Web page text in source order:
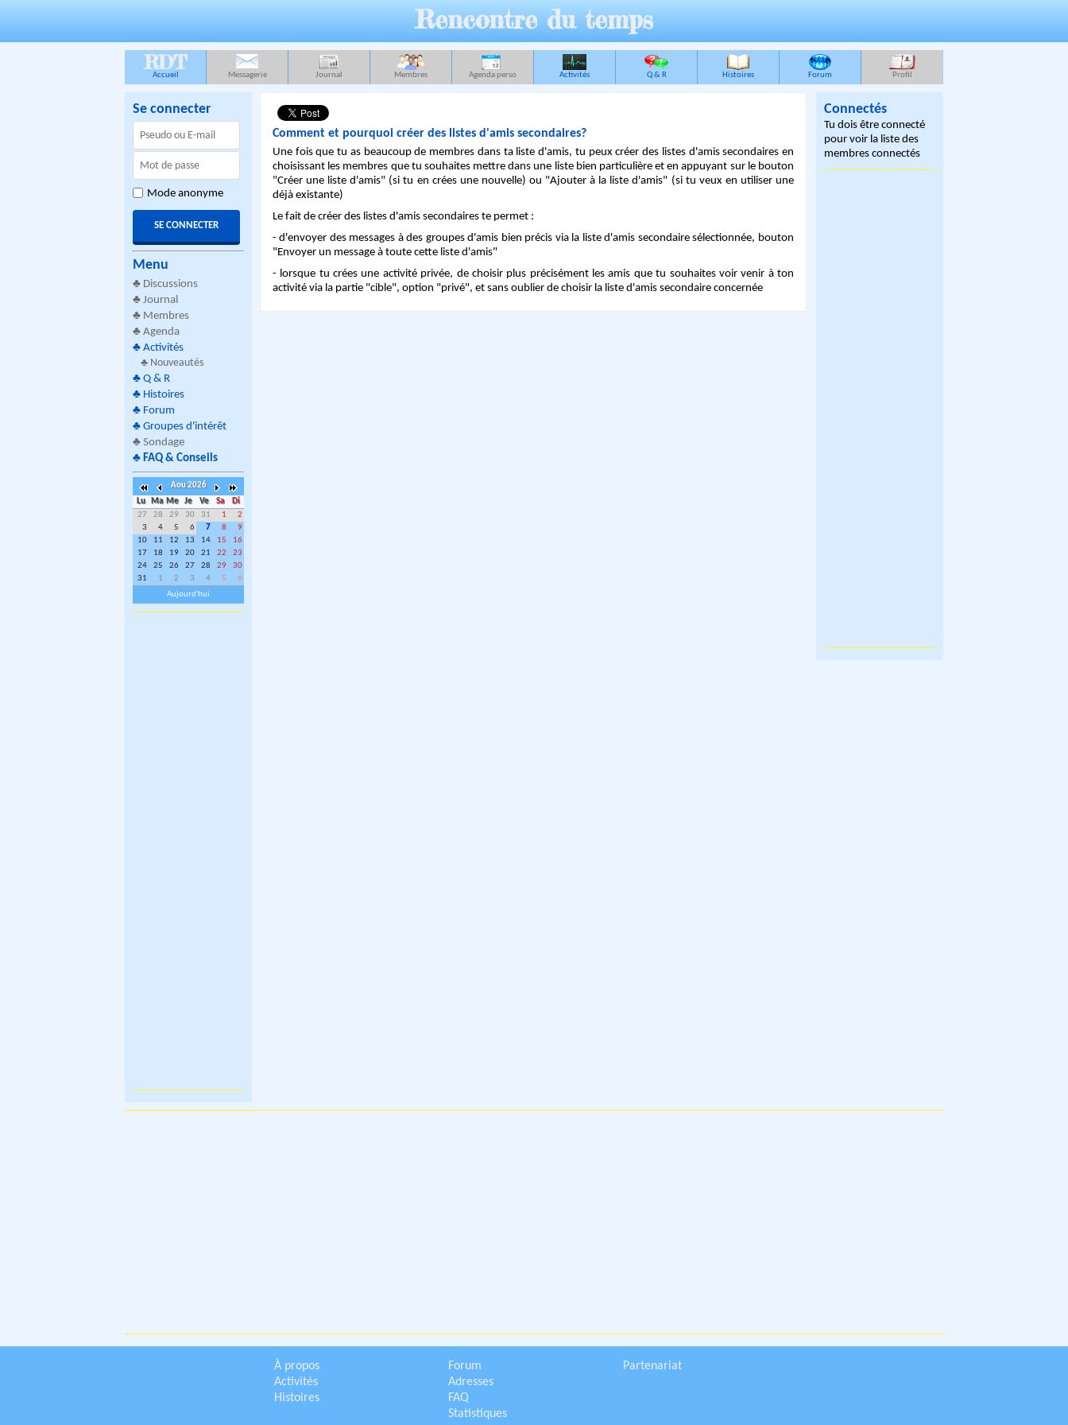
Rencontre du temps
RDT
Accueil Messagerie Journal Membres Agenda perso Activités Q & R Histoires Forum Profil
Se connecter
Mode anonyme
Menu
♣ Discussions
♣ Journal
♣ Membres
♣ Agenda
♣ Activités
♣ Nouveautés
♣ Q & R
♣ Histoires
♣ Forum
♣ Groupes d'intérêt
♣ Sondage
♣ FAQ & Conseils
Aou 2026
Lu
Ma Me Je Ve Sa
Di
27
28 29 30 31 1
2
3
4 5 6 7 8
9
10
11 12 13 14 15
16
17
18 19 20 21 22
23
24
25 26 27 28 29
30
31
1 2 3 4 5
6
Aujourd'hui
Comment et pourquoi créer des listes d'amis secondaires?
Une fois que tu as beaucoup de membres dans ta liste d'amis, tu peux créer des listes d'amis secondaires en
choisissant les membres que tu souhaites mettre dans une liste bien particulière et en appuyant sur le bouton
"Créer une liste d'amis" (si tu en crées une nouvelle) ou "Ajouter à la liste d'amis" (si tu veux en utiliser une
déjà existante)
Le fait de créer des listes d'amis secondaires te permet :
- d'envoyer des messages à des groupes d'amis bien précis via la liste d'amis secondaire sélectionnée, bouton
"Envoyer un message à toute cette liste d'amis"
- lorsque tu crées une activité privée, de choisir plus précisément les amis que tu souhaites voir venir à ton
activité via la partie "cible", option "privé", et sans oublier de choisir la liste d'amis secondaire concernée
Connectés
Tu dois être connecté
pour voir la liste des
membres connectés
À propos
Activités
Histoires
Forum
Adresses
FAQ
Statistiques
Partenariat